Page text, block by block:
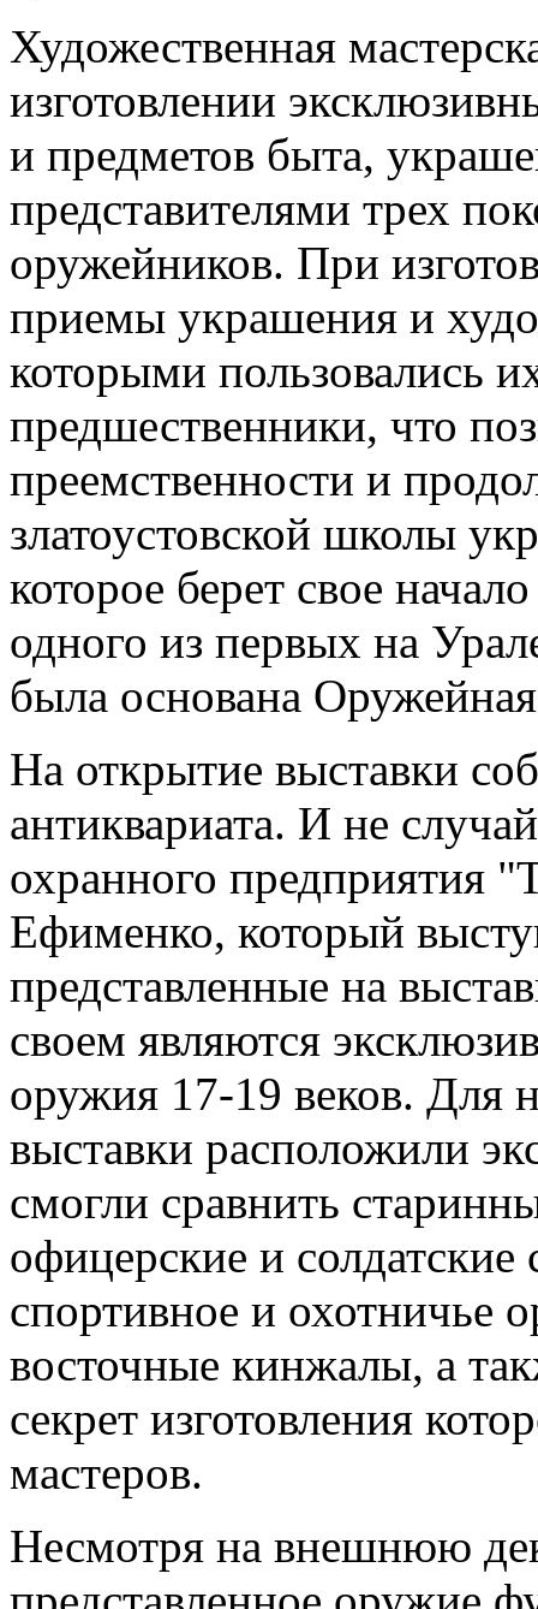
Художественная
изготовлении
и предметов быта,
представителями трех
оружейников. При
приемы украшения и
которыми пользовались
предшественники, что
преемственности и
златоустовской школы
которое берет свое
одного из первых на
была основана
На открытие выставки
антиквариата. И не
охранного предприятия
Ефименко, который
представленные на
своем являются
оружия 17-19 веков. Для
выставки расположили
смогли сравнить
офицерские и
спортивное и охотничье
восточные кинжалы, а
секрет изготовления
мастеров.
Несмотря на внешнюю